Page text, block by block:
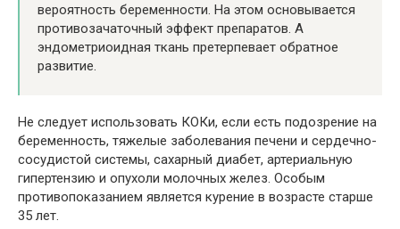
вероятность беременности. На этом основывается
противозачаточный эффект препаратов. А
эндометриоидная ткань претерпевает обратное
развитие.
Не следует использовать КОКи, если есть подозрение на
беременность, тяжелые заболевания печени и сердечно-
сосудистой системы, сахарный диабет, артериальную
гипертензию и опухоли молочных желез. Особым
противопоказанием является курение в возрасте старше
35 лет.